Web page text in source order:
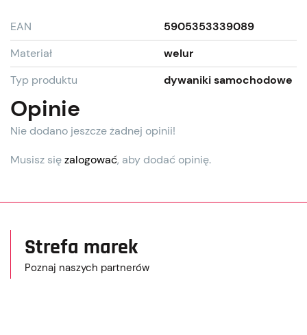
EAN
5905353339089
Materiał
welur
Typ produktu
dywaniki samochodowe
Opinie
Nie dodano jeszcze żadnej opinii!
Musisz sięzalogować, aby dodać opinię.
Strefa marek
Poznaj naszych partnerów